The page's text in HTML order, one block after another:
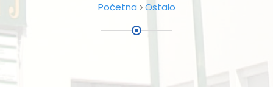
Početna Ostalo